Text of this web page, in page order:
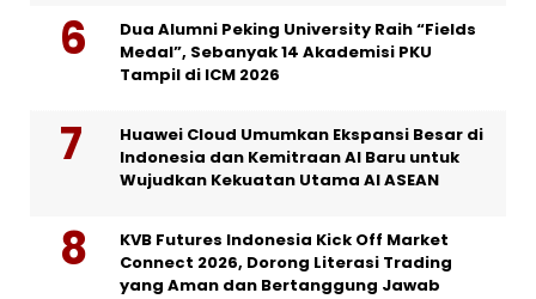
Dua Alumni Peking University Raih “Fields
Medal”, Sebanyak 14 Akademisi PKU
Tampil di ICM 2026
Huawei Cloud Umumkan Ekspansi Besar di
Indonesia dan Kemitraan AI Baru untuk
Wujudkan Kekuatan Utama AI ASEAN
KVB Futures Indonesia Kick Off Market
Connect 2026, Dorong Literasi Trading
yang Aman dan Bertanggung Jawab